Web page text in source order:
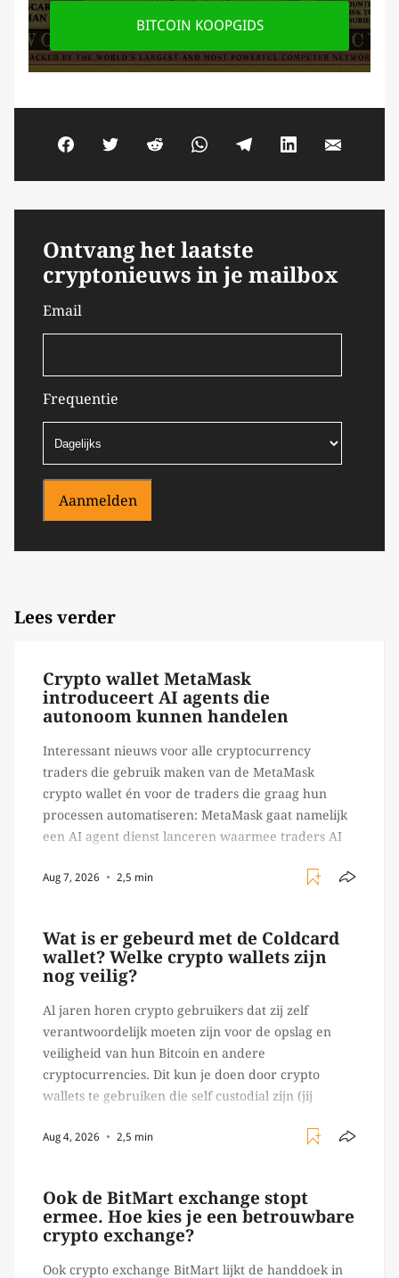
BITCOIN KOOPGIDS
Ontvang het laatste
cryptonieuws in je mailbox
Email
Frequentie
Aanmelden
Lees verder
Crypto wallet MetaMask
introduceert AI agents die
autonoom kunnen handelen
Interessant nieuws voor alle cryptocurrency
traders die gebruik maken van de MetaMask
crypto wallet én voor de traders die graag hun
processen automatiseren: MetaMask gaat namelijk
een AI agent dienst lanceren waarmee traders AI
verrichten, zoals het daadwerkelijk uitvoeren van
Aug 7, 2026 2,5 min
Wat is er gebeurd met de Coldcard
wallet? Welke crypto wallets zijn
nog veilig?
Al jaren horen crypto gebruikers dat zij zelf
verantwoordelijk moeten zijn voor de opslag en
veiligheid van hun Bitcoin en andere
cryptocurrencies. Dit kun je doen door crypto
wallets te gebruiken die self custodial zijn (jij
Ledger of Trezor bijvoorbeeld. Echter, op 29 juli
Aug 4, 2026 2,5 min
Ook de BitMart exchange stopt
ermee. Hoe kies je een betrouwbare
crypto exchange?
Ook crypto exchange BitMart lijkt de handdoek in